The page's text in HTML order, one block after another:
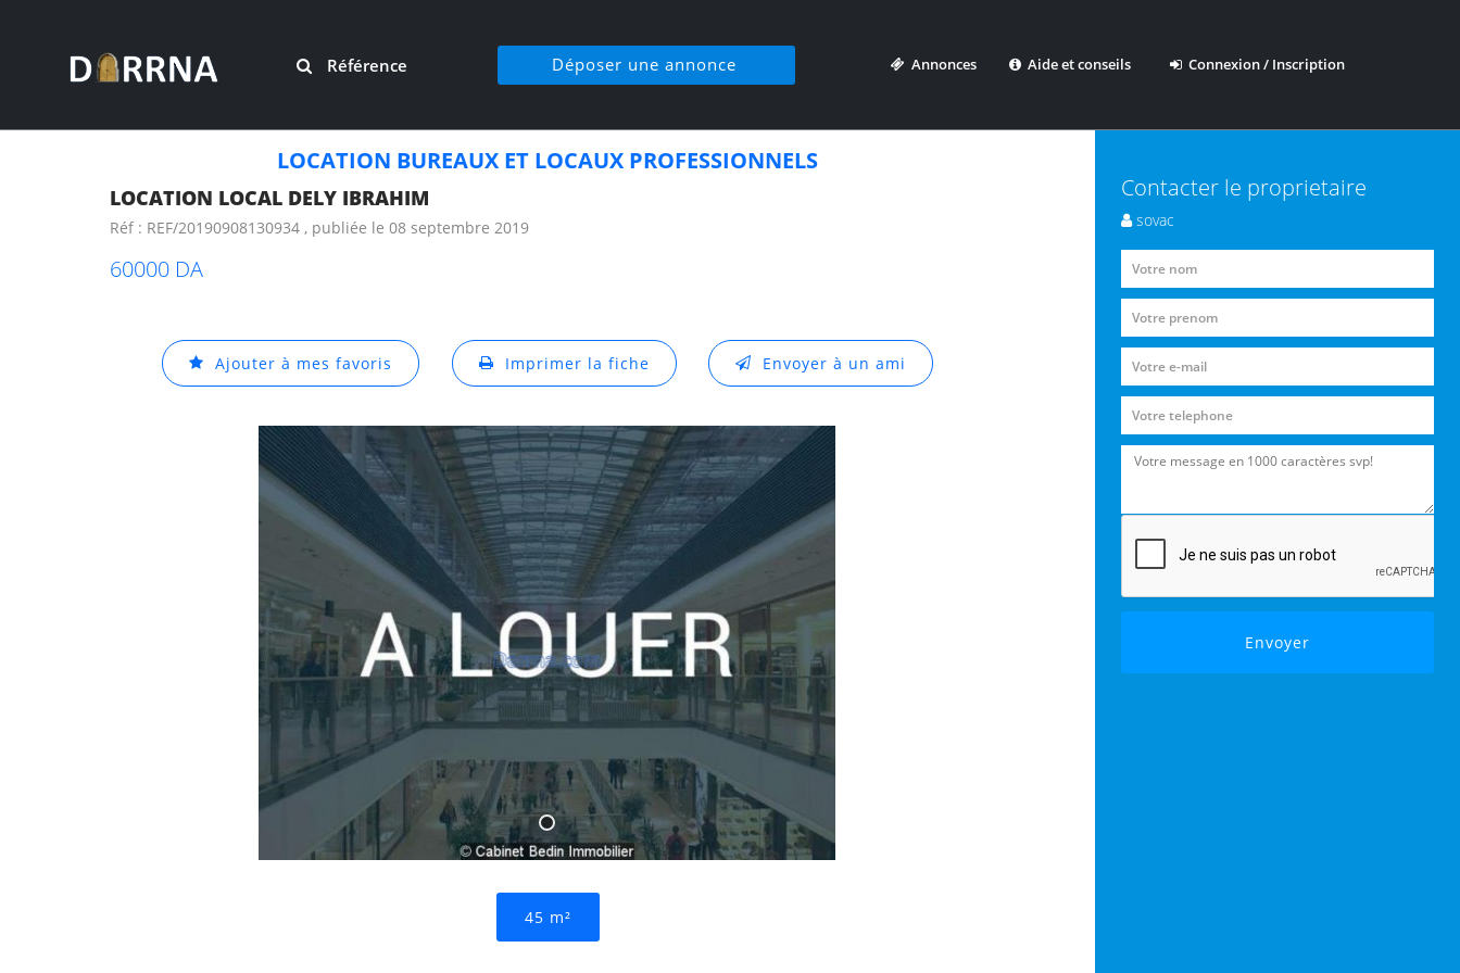
Référence Déposer une annonce Annonces Aide et conseils Connexion / Inscription
LOCATION BUREAUX ET LOCAUX PROFESSIONNELS
LOCATION LOCAL DELY IBRAHIM
Réf : REF/20190908130934 , publiée le 08 septembre 2019
60000 DA
Ajouter à mes favoris Imprimer la fiche Envoyer à un ami
45 m²
Contacter le proprietaire
sovac
Envoyer